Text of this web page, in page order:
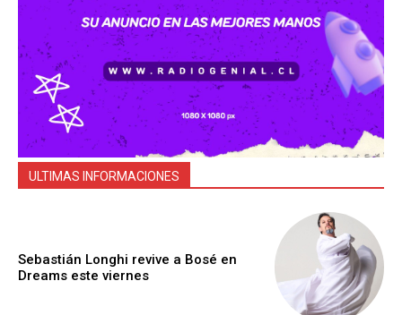
ULTIMAS INFORMACIONES
Sebastián Longhi revive a Bosé en
Dreams este viernes